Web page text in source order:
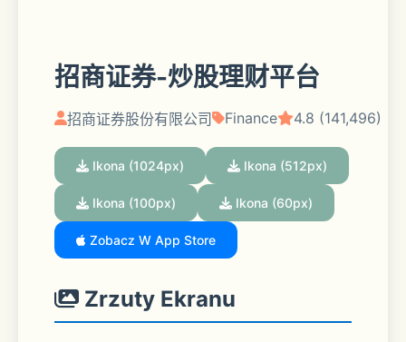
招商证券-炒股理财平台
招商证券股份有限公司 Finance 4.8 (141,496)
Ikona (1024px) Ikona (512px)
Ikona (100px) Ikona (60px)
Zobacz W App Store
Zrzuty Ekranu